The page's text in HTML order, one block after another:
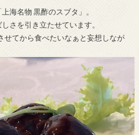
海名物 黒酢のスブタ」。
さを引き立たせています。
せてから食べたいなぁと妄想しなが